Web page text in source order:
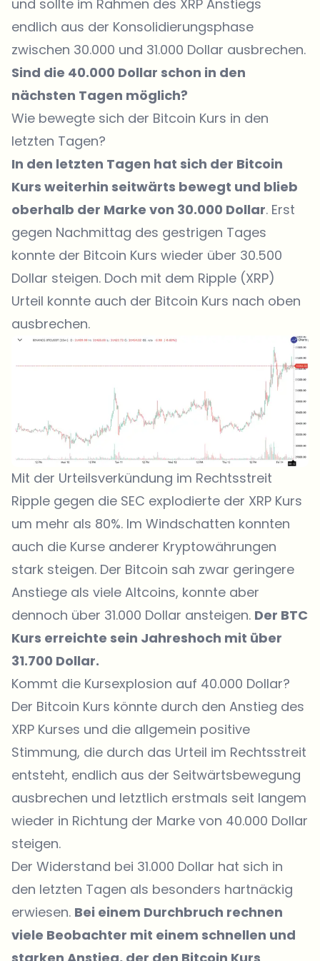
und sollte im Rahmen des XRP Anstiegs
endlich aus der Konsolidierungsphase
zwischen 30.000 und 31.000 Dollar ausbrechen.
Sind die 40.000 Dollar schon in den
nächsten Tagen möglich?
Wie bewegte sich der Bitcoin Kurs in den
letzten Tagen?
In den letzten Tagen hat sich der Bitcoin
Kurs weiterhin seitwärts bewegt und blieb
oberhalb der Marke von 30.000 Dollar. Erst
gegen Nachmittag des gestrigen Tages
konnte der Bitcoin Kurs wieder über 30.500
Dollar steigen. Doch mit dem Ripple (XRP)
Urteil konnte auch der Bitcoin Kurs nach oben
ausbrechen.
Mit der Urteilsverkündung im Rechtsstreit
Ripple gegen die SEC explodierte der XRP Kurs
um mehr als 80%. Im Windschatten konnten
auch die Kurse anderer Kryptowährungen
stark steigen. Der Bitcoin sah zwar geringere
Anstiege als viele Altcoins, konnte aber
dennoch über 31.000 Dollar ansteigen. Der BTC
Kurs erreichte sein Jahreshoch mit über
31.700 Dollar.
Kommt die Kursexplosion auf 40.000 Dollar?
Der Bitcoin Kurs könnte durch den Anstieg des
XRP Kurses und die allgemein positive
Stimmung, die durch das Urteil im Rechtsstreit
entsteht, endlich aus der Seitwärtsbewegung
ausbrechen und letztlich erstmals seit langem
wieder in Richtung der Marke von 40.000 Dollar
steigen.
Der Widerstand bei 31.000 Dollar hat sich in
den letzten Tagen als besonders hartnäckig
erwiesen. Bei einem Durchbruch rechnen
viele Beobachter mit einem schnellen und